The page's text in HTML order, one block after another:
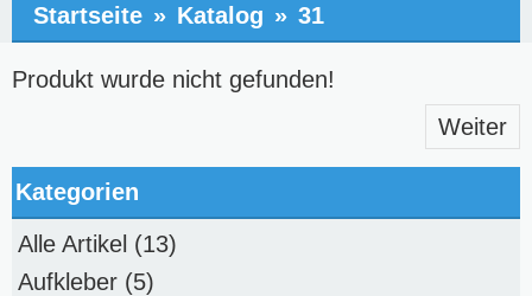
Startseite » Katalog » 31
Produkt wurde nicht gefunden!
Weiter
Kategorien
Alle Artikel (13)
Aufkleber (5)